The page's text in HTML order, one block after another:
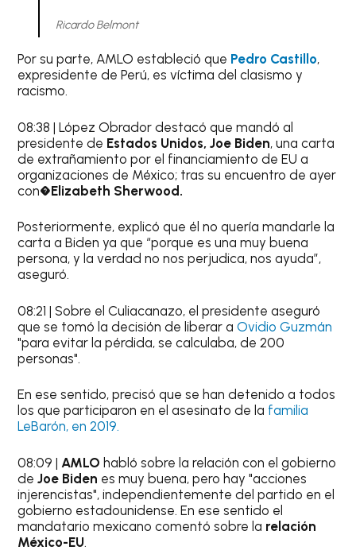
Ricardo Belmont
Por su parte, AMLO estableció que Pedro Castillo,
expresidente de Perú, es víctima del clasismo y
racismo.
08:38 | López Obrador destacó que mandó al
presidente de Estados Unidos, Joe Biden, una carta
de extrañamiento por el financiamiento de EU a
organizaciones de México; tras su encuentro de ayer
con�Elizabeth Sherwood.
Posteriormente, explicó que él no quería mandarle la
carta a Biden ya que “porque es una muy buena
persona, y la verdad no nos perjudica, nos ayuda”,
aseguró.
08:21 | Sobre el Culiacanazo, el presidente aseguró
que se tomó la decisión de liberar aOvidio Guzmán
"para evitar la pérdida, se calculaba, de 200
personas".
En ese sentido, precisó que se han detenido a todos
los que participaron en el asesinato de la familia
LeBarón, en 2019.
08:09 | AMLOhabló sobre la relación con el gobierno
deJoe Biden es muy buena, pero hay "acciones
injerencistas", independientemente del partido en el
gobierno estadounidense. En ese sentido el
mandatario mexicano comentó sobre la relación
México-EU.